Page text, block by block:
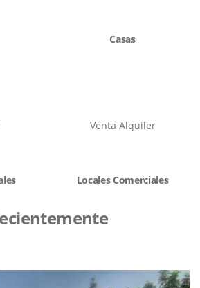
Casas
Venta Alquiler
Locales Comerciales